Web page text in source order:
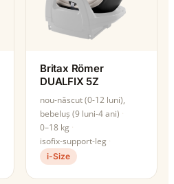
Britax Römer
DUALFIX 5Z
nou-născut (0-12 luni),
bebeluș (9 luni-4 ani)
0–18 kg
isofix-support-leg
i-Size